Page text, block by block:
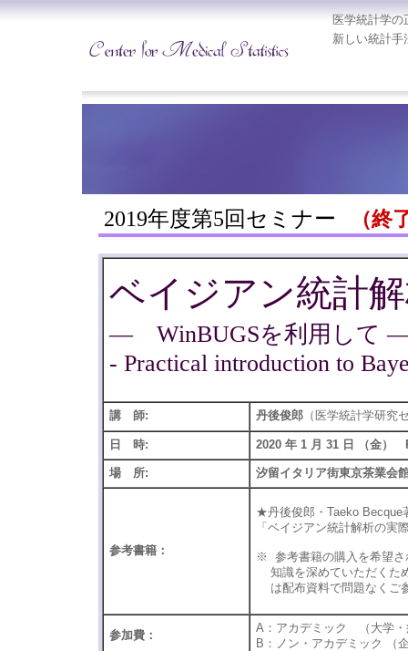
医学統計学
新しい統計手
2019年度第5回セミナー （終
ベイジアン統計
― WinBUGSを利用して
- Practical introduction to
講 師: 丹後俊郎（医学統計学研究
日 時: 2020 年 1 月 31 日 （金）
場 所: 汐留イタリア街東京茶業
参考書籍：
★丹後俊郎・Taeko Becque
「ベイジアン統計解析の実
※ 参考書籍の購入を希望さ
知識を深めていただくた
は配布資料で問題なくご
参加費：
A：アカデミック （大学
B：ノン・アカデミック （